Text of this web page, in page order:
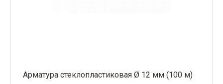
Арматура стеклопластиковая Ø 12 мм (100 м)